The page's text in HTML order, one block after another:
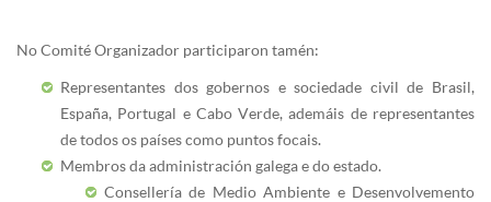
No Comité Organizador participaron tamén:
Representantes dos gobernos e sociedade civil de Brasil,
España, Portugal e Cabo Verde, ademáis de representantes
de todos os países como puntos focais.
Membros da administración galega e do estado.
Consellería de Medio Ambiente e Desenvolvemento